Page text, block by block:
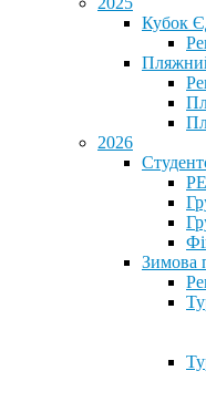
Кубок
2026
⁨Зимова